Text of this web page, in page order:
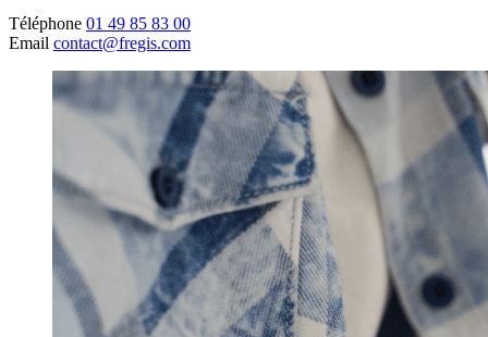
Téléphone 01 49 85 83 00
Email contact@fregis.com